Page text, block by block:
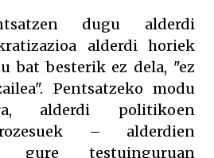
dugu alderdi
alderdi horiek
bat besterik ez dela, "ez
Pentsatzeko modu
alderdi politikoen
– alderdien
gure testuinguruan